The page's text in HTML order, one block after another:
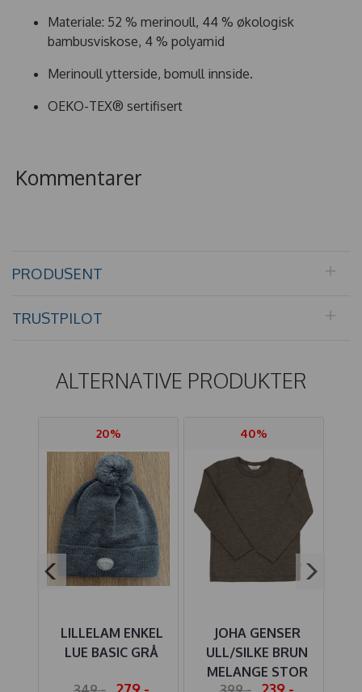
Materiale: 52 % merinoull, 44 % økologisk
bambusviskose, 4 % polyamid
Merinoull ytterside, bomull innside.
OEKO-TEX® sertifisert
Kommentarer
PRODUSENT
TRUSTPILOT
ALTERNATIVE PRODUKTER
20%
LILLELAM ENKEL
LUE BASIC GRÅ
40%
JOHA GENSER
ULL/SILKE BRUN
MELANGE STOR